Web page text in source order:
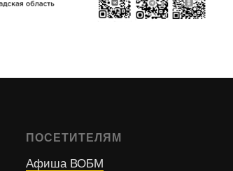
ПОСЕТИТЕЛЯМ
Афиша ВОБМ